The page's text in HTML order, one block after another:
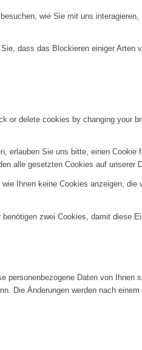
wie Sie mit uns
dass das Blockieren einiger Arten
or delete cookies by changing your
erlauben Sie uns bitte, einen
alle gesetzten Cookies auf unserer
Ihnen keine Cookies anzeigen,
zwei Cookies, damit diese
Daten von Ihnen
Die Änderungen werden nach einem